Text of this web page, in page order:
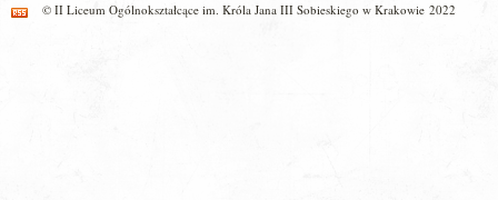
© II Liceum Ogólnokształcące im. Króla Jana III Sobieskiego w Krakowie 2022